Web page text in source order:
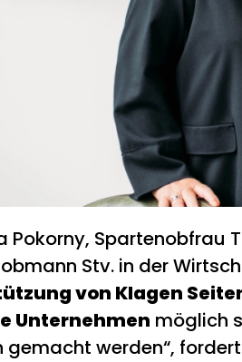
Pokorny, Spartenobfrau
Stv. in der
von Klagen
Unternehmen möglich
gemacht werden“,